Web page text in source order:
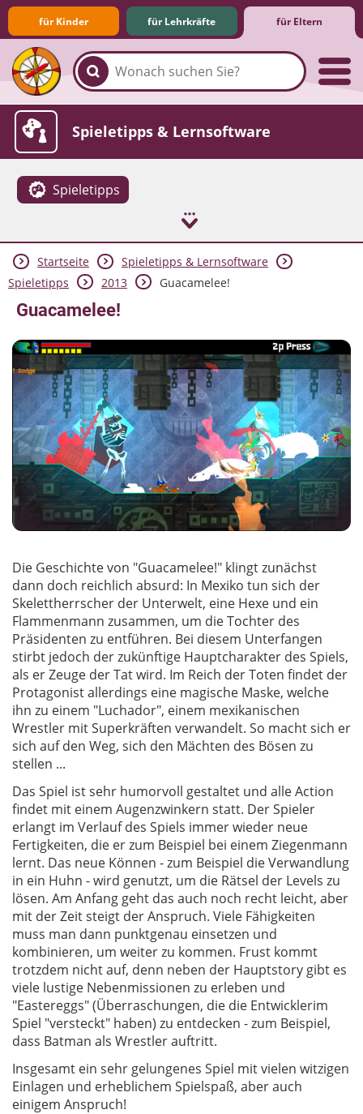
für Kinder für Lehrkräfte für Eltern
Familie & Medien
Spieletipps & Lernsoftware
Spieletipps
Die Jüngsten im Netz
Lexikon
Aktuelles
Startseite
Spieletipps & Lernsoftware
Spieletipps
2013 Guacamelee!
Guacamelee!
Die Geschichte von "Guacamelee!" klingt zunächst
dann doch reichlich absurd: In Mexiko tun sich der
Skelettherrscher der Unterwelt, eine Hexe und ein
Flammenmann zusammen, um die Tochter des
Präsidenten zu entführen. Bei diesem Unterfangen
stirbt jedoch der zukünftige Hauptcharakter des Spiels,
als er Zeuge der Tat wird. Im Reich der Toten findet der
Protagonist allerdings eine magische Maske, welche
ihn zu einem "Luchador", einem mexikanischen
Wrestler mit Superkräften verwandelt. So macht sich er
sich auf den Weg, sich den Mächten des Bösen zu
stellen ...
Das Spiel ist sehr humorvoll gestaltet und alle Action
findet mit einem Augenzwinkern statt. Der Spieler
erlangt im Verlauf des Spiels immer wieder neue
Fertigkeiten, die er zum Beispiel bei einem Ziegenmann
lernt. Das neue Können - zum Beispiel die Verwandlung
in ein Huhn - wird genutzt, um die Rätsel der Levels zu
lösen. Am Anfang geht das auch noch recht leicht, aber
mit der Zeit steigt der Anspruch. Viele Fähigkeiten
muss man dann punktgenau einsetzen und
kombinieren, um weiter zu kommen. Frust kommt
trotzdem nicht auf, denn neben der Hauptstory gibt es
viele lustige Nebenmissionen zu erleben und
"Eastereggs" (Überraschungen, die die Entwicklerim
Spiel "versteckt" haben) zu entdecken - zum Beispiel,
dass Batman als Wrestler auftritt.
Insgesamt ein sehr gelungenes Spiel mit vielen witzigen
Einlagen und erheblichem Spielspaß, aber auch
einigem Anspruch!